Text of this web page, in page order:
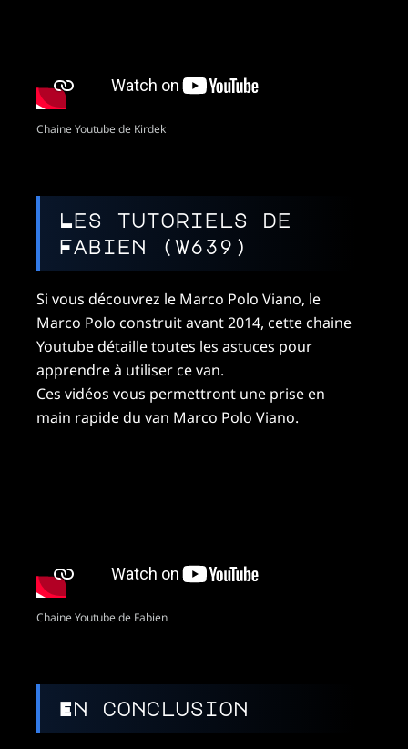
Chaine Youtube de Kirdek
Les tutoriels de
Fabien (w639)
Si vous découvrez le Marco Polo Viano, le
Marco Polo construit avant 2014, cette chaine
Youtube détaille toutes les astuces pour
apprendre à utiliser ce van.
Ces vidéos vous permettront une prise en
main rapide du van Marco Polo Viano.
Chaine Youtube de Fabien
En conclusion